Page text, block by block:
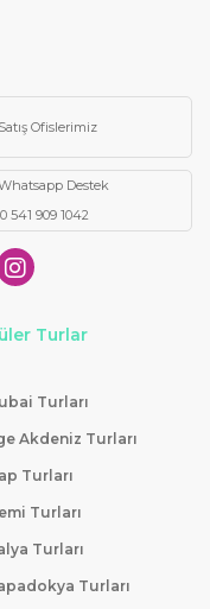
Satış Ofislerimiz
Destek
0 541 909 1042
Turlar
Turları
Akdeniz Turları
Turları
Turları
Turları
Turları